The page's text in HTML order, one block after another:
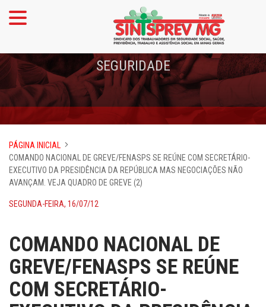
SEGURIDADE
PÁGINA INICIAL
COMANDO NACIONAL DE GREVE/FENASPS SE REÚNE COM SECRETÁRIO-
EXECUTIVO DA PRESIDÊNCIA DA REPÚBLICA MAS NEGOCIAÇÕES NÃO
AVANÇAM. VEJA QUADRO DE GREVE (2)
SEGUNDA-FEIRA, 16/07/12
COMANDO NACIONAL DE
GREVE/FENASPS SE REÚNE
COM SECRETÁRIO-